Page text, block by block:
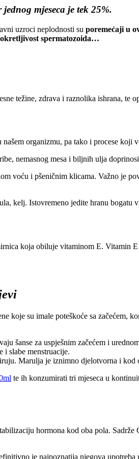
mjeseca je tek 25%.
uzroci neplodnosti su poremećaji u
spermatozoida…
težine, zdrava i raznolika ishrana, te
organizmu, pa tako i procese koji
nemasnog mesa i biljnih ulja
voću i pšeničnim klicama. Važno je
kelj. Istovremeno jedite hranu bogatu
koja obiluje vitaminom E. Vitamin
su imale poteškoće sa začećem,
šanse za uspješnim začećem i
i slabe menstruacije.
Marulja je iznimno djelotvorna i kod
te ih konzumirati tri mjeseca u
hormona kod oba pola.
je najpoznatija njegova upotreba